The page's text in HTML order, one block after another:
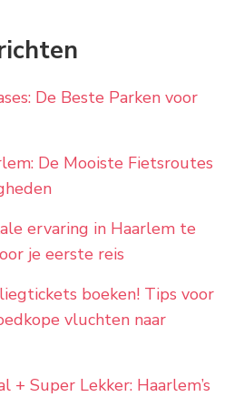
De Beste Parken voor
De Mooiste Fietsroutes
ervaring in Haarlem te
je eerste reis
boeken! Tips voor
vluchten naar
+ Super Lekker: Haarlem’s